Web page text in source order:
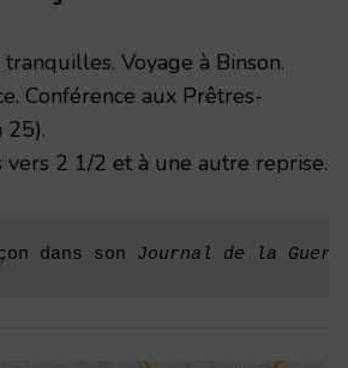
Voyage à Binson.
Conférence aux Prêtres-
25).
vers 2 1/2 et à une autre reprise.
dans son Journal de la